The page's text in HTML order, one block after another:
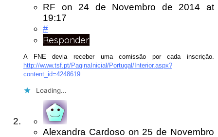
RF on 24 de Novembro de 2014at
19:17
#
Responder
A FNE devia receber uma comissão por cada inscrição.
http://www.tsf.pt/PaginaInicial/Portugal/Interior.aspx?
content_id=4248619
Loading...
Alexandra Cardoso on 25 de Novembro